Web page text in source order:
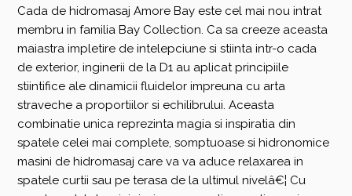
Cada de hidromasaj Amore Bay este cel mai nou intrat
membru in familia Bay Collection. Ca sa creeze aceasta
maiastra impletire de intelepciune si stiinta intr-o cada
de exterior, inginerii de la D1 au aplicat principiile
stiintifice ale dinamicii fluidelor impreuna cu arta
straveche a proportiilor si echilibrului. Aceasta
combinatie unica reprezinta magia si inspiratia din
spatele celei mai complete, somptuoase si hidronomice
masini de hidromasaj care va va aduce relaxarea in
spatele curtii sau pe terasa de la ultimul nivelâ€¦ Cu